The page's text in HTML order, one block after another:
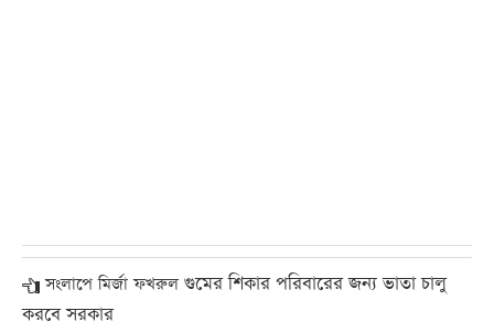
সংলাপে মির্জা ফখরুল গুমের শিকার পরিবারের জন্য ভাতা চালু
করবে সরকার